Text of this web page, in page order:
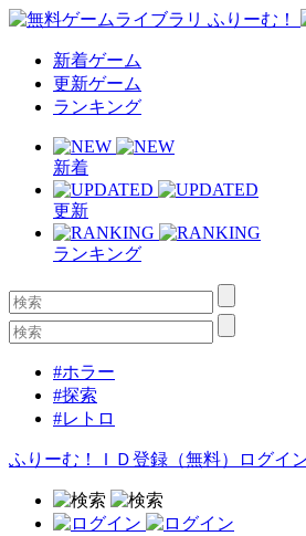
新着ゲーム
更新ゲーム
ランキング
新着
更新
ランキング
#ホラー
#探索
#レトロ
ふりーむ！ＩＤ登録（無料） ログイ